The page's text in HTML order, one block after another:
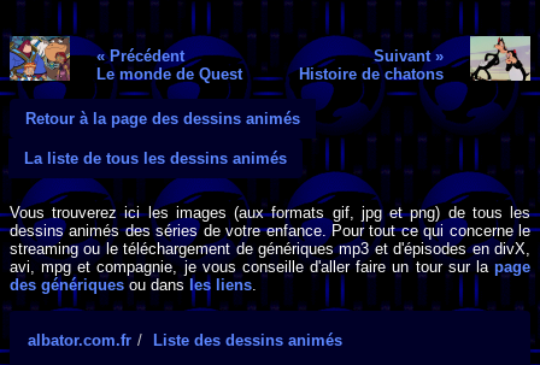
« Précédent
Le monde de Quest
Suivant »
Histoire de chatons
Retour à la page des dessins animés
La liste de tous les dessins animés
Vous trouverez ici les images (aux formats gif, jpg et png) de tous les
dessins animés des séries de votre enfance. Pour tout ce qui concerne le
streaming ou le téléchargement de génériques mp3 et d'épisodes en divX,
avi, mpg et compagnie, je vous conseille d'aller faire un tour sur lapage
des génériques ou dans les liens.
albator.com.fr Liste des dessins animés